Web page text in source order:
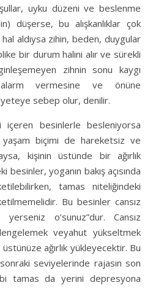
uyku düzeni ve beslenme
düşerse, bu alışkanlıklar çok
aldıysa zihin, beden, duygular
bir durum halini alır ve sürekli
zihnin sonu kaygı
alarm vermesine ve önüne
sebep olur, denilir.
içeren besinlerle besleniyorsa
biçimi de hareketsiz ve
kişinin üstünde bir ağırlık
yoganın bakış açısında
tamas niteliğindeki
Bu besinler cansız
o’sunuz”dur. Cansız
veyahut yükseltmek
ağırlık yükleyecektir. Bu
seviyelerinde rajasın son
tamas da yerini depresyona